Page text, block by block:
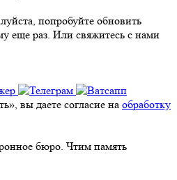
попробуйте обновить
еще раз. Или свяжитесь с нами
вы даете согласие на обработку
бюро. Чтим память